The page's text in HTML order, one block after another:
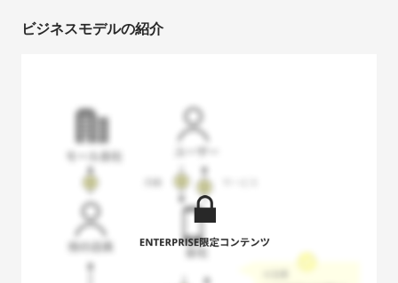
ビジネスモデルの紹介